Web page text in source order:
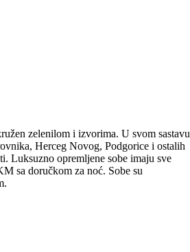
zelenilom i izvorima. U svom sastavu
Herceg Novog, Podgorice i ostalih
Luksuzno opremljene sobe imaju sve
sa doručkom za noć. Sobe su